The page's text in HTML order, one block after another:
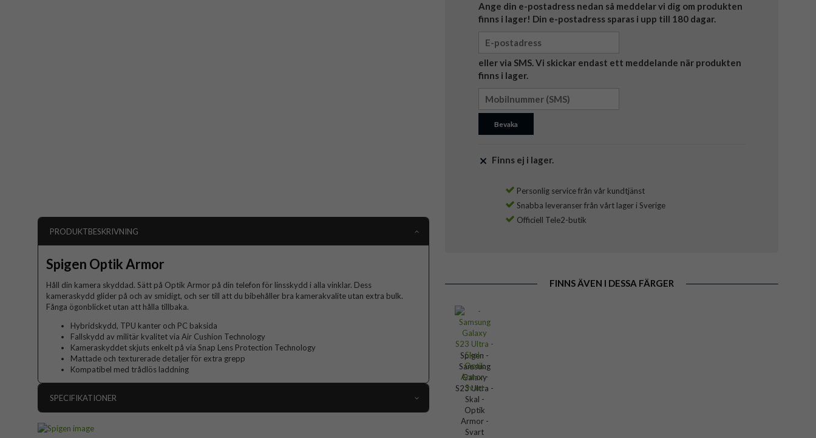
Ange din e-postadress nedan så meddelar vi dig om produkten
finns i lager! Din e-postadress sparas i upp till 180 dagar.
eller via SMS. Vi skickar endast ett meddelande när produkten
finns i lager.
Bevaka
Finns ej i lager.
Personlig service från vår kundtjänst
Snabba leveranser från vårt lager i Sverige
Officiell Tele2-butik
FINNS ÄVEN I DESSA FÄRGER
Spigen -
Samsung
Galaxy
S23 Ultra -
Skal -
Optik
Armor -
Svart
PRODUKTBESKRIVNING
Spigen Optik Armor
Håll din kamera skyddad. Sätt på Optik Armor på din telefon för linsskydd i alla vinklar. Dess
kameraskydd glider på och av smidigt, och ser till att du bibehåller bra kamerakvalite utan extra bulk.
Fånga ögonblicket utan att hålla tillbaka.
Hybridskydd, TPU kanter och PC baksida
Fallskydd av militär kvalitet via Air Cushion Technology
Kameraskyddet skjuts enkelt på via Snap Lens Protection Technology
Mattade och texturerade detaljer för extra grepp
Kompatibel med trådlös laddning
SPECIFIKATIONER